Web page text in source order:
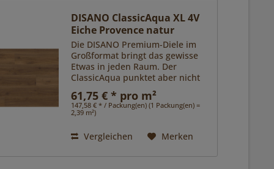
DISANO ClassicAqua XL 4V
Eiche Provence natur
Die DISANO Premium-Diele im
Großformat bringt das gewisse
Etwas in jeden Raum. Der
ClassicAqua punktet aber nicht
nur ästhetisch mit
verschiedenen, besonders
exklusiven Oberflächen, sondern
61,75 € * pro m²
147,58 € * / Packung(en) (1 Packung(en) =
2,39 m²)
Vergleichen Merken